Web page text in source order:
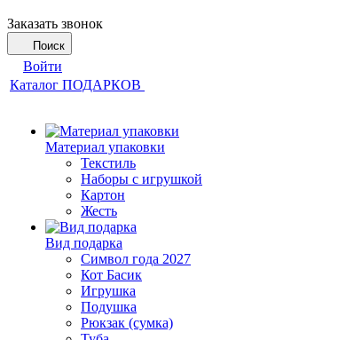
Заказать звонок
Поиск
Войти
Каталог ПОДАРКОВ
Материал упаковки
Текстиль
Наборы с игрушкой
Картон
Жесть
Вид подарка
Символ года 2027
Кот Басик
Игрушка
Подушка
Рюкзак (сумка)